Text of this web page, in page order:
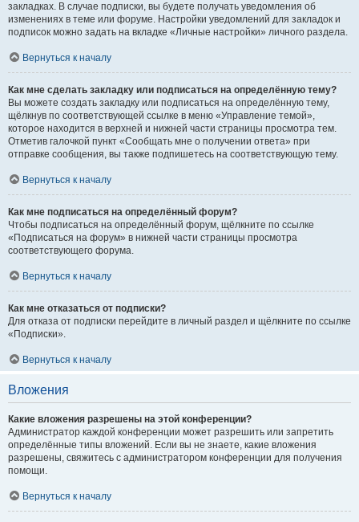
закладках. В случае подписки, вы будете получать уведомления об
изменениях в теме или форуме. Настройки уведомлений для закладок и
подписок можно задать на вкладке «Личные настройки» личного раздела.
Вернуться к началу
Как мне сделать закладку или подписаться на определённую тему?
Вы можете создать закладку или подписаться на определённую тему,
щёлкнув по соответствующей ссылке в меню «Управление темой»,
которое находится в верхней и нижней части страницы просмотра тем.
Отметив галочкой пункт «Сообщать мне о получении ответа» при
отправке сообщения, вы также подпишетесь на соответствующую тему.
Вернуться к началу
Как мне подписаться на определённый форум?
Чтобы подписаться на определённый форум, щёлкните по ссылке
«Подписаться на форум» в нижней части страницы просмотра
соответствующего форума.
Вернуться к началу
Как мне отказаться от подписки?
Для отказа от подписки перейдите в личный раздел и щёлкните по ссылке
«Подписки».
Вернуться к началу
Вложения
Какие вложения разрешены на этой конференции?
Администратор каждой конференции может разрешить или запретить
определённые типы вложений. Если вы не знаете, какие вложения
разрешены, свяжитесь с администратором конференции для получения
помощи.
Вернуться к началу